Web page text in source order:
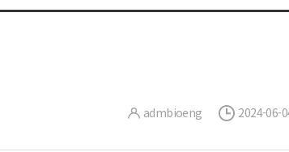
admbioeng 2024-06-